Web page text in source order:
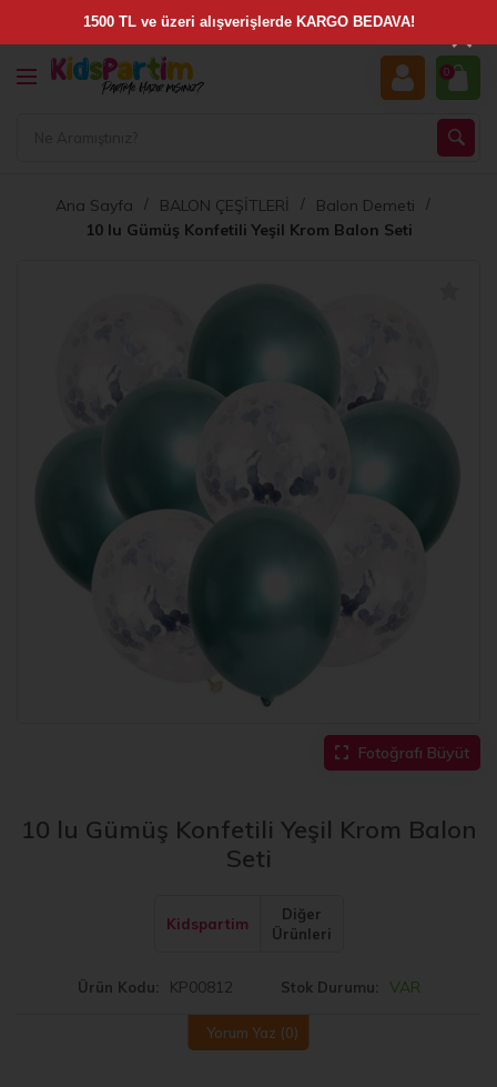
0
Ana Sayfa BALON ÇEŞİTLERİ
Balon Demeti
10 lu Gümüş Konfetili Yeşil Krom Balon Seti
Fotoğrafı Büyüt
10 lu Gümüş Konfetili Yeşil Krom Balon
Seti
Kidspartim
Diğer
Ürünleri
Ürün Kodu KP00812 Stok Durumu VAR
Yorum Yaz (0)
×